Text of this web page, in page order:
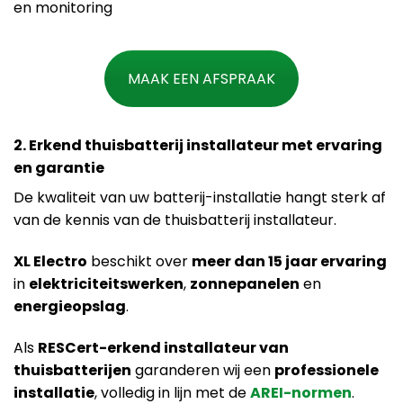
en monitoring
MAAK EEN AFSPRAAK
2. Erkend thuisbatterij installateur met ervaring
en garantie
De kwaliteit van uw batterij-installatie hangt sterk af
van de kennis van de thuisbatterij installateur.
XL Electro beschikt over meer dan 15 jaar ervaring
in elektriciteitswerken, zonnepanelen en
energieopslag.
Als RESCert-erkend installateur van
thuisbatterijen garanderen wij een professionele
installatie, volledig in lijn met deAREI-normen.